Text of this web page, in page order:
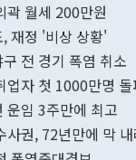
곽 월세 200만원
재정 '비상 상황'
전 경기 폭염 취소
업자 첫 1000만명
운임 3주만에 최고
사권, 72년만에 막 내